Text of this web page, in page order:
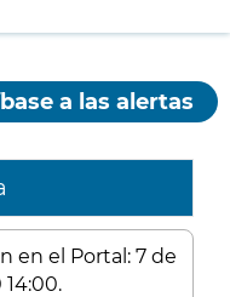
a las alertas
en el Portal: 7 de